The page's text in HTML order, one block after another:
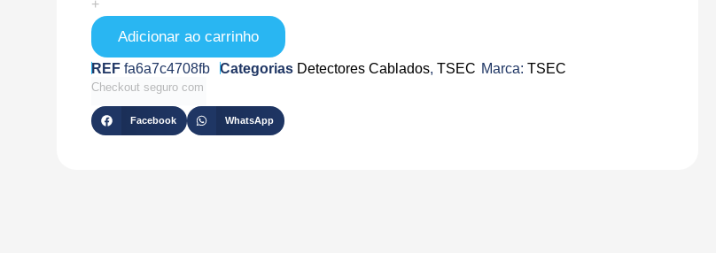
W
+
Adicionar ao carrinho
REFfa6a7c4708fb Categorias Detectores Cablados,TSEC Marca: TSEC
Checkout seguro com
Facebook WhatsApp